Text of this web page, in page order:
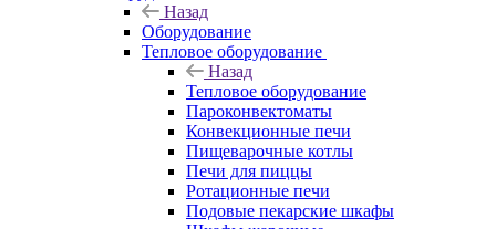
Назад
Оборудование
Тепловое оборудование
Назад
Тепловое оборудование
Пароконвектоматы
Конвекционные печи
Пищеварочные котлы
Печи для пиццы
Ротационные печи
Подовые пекарские шкафы